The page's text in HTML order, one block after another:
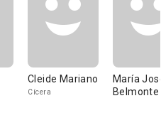
Cleide Mariano
Cícera
María
Belmonte